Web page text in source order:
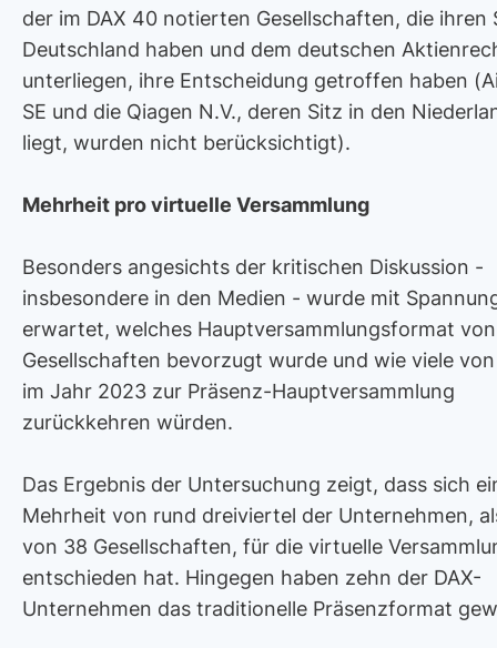
der im DAX 40 notierten Gesellschaften, die ihren
Deutschland haben und dem deutschen
unterliegen, ihre Entscheidung getroffen haben
SE und die Qiagen N.V., deren Sitz in den
liegt, wurden nicht berücksichtigt).
Mehrheit pro virtuelle Versammlung
Besonders angesichts der kritischen Diskussion -
insbesondere in den Medien - wurde mit
erwartet, welches Hauptversammlungsformat
Gesellschaften bevorzugt wurde und wie viele
im Jahr 2023 zur Präsenz-Hauptversammlung
zurückkehren würden.
Das Ergebnis der Untersuchung zeigt, dass sich
Mehrheit von rund dreiviertel der Unternehmen,
von 38 Gesellschaften, für die virtuelle
entschieden hat. Hingegen haben zehn der DAX-
Unternehmen das traditionelle Präsenzformat